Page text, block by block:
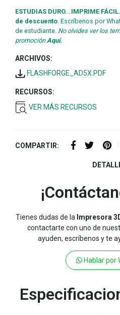
ESTUDIAS DURO...IMPRIME FÁCIL.
de descuento. Escríbenos por
de estudiante. No olvides ver los
promociónAquí.
ARCHIVOS:
FLASHFORGE_AD5X.PDF
RECURSOS:
VER MÁS RECURSOS
COMPARTIR:
Tienes dudas de la Impresora
contactarte con uno de
ayuden, escríbenos y te
Hablar por